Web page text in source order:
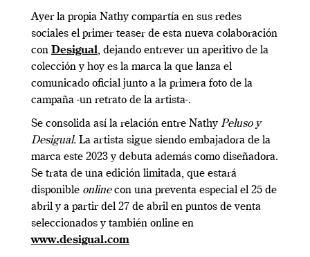
Ayer la propia Nathy compartía en sus redes
sociales el primer teaser de esta nueva colaboración
con Desigual, dejando entrever un aperitivo de la
colección y hoy es la marca la que lanza el
comunicado oficial junto a la primera foto de la
campaña -un retrato de la artista-.
Se consolida así la relación entre NathyPeluso y
Desigual. La artista sigue siendo embajadora de la
marca este 2023 y debuta además como diseñadora.
Se trata de una edición limitada, que estará
disponible onlinecon una preventa especial el 25 de
abril y a partir del 27 de abril en puntos de venta
seleccionados y también online en
www.desigual.com